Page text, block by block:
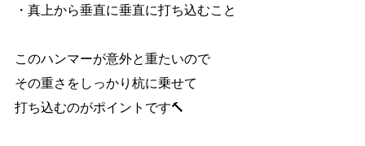
・真上から垂直に垂直に打ち込むこと
このハンマーが意外と重たいので
その重さをしっかり杭に乗せて
打ち込むのがポイントです🔨